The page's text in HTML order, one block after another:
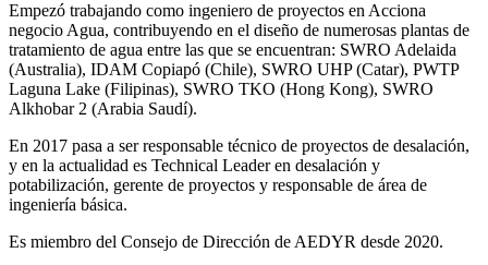
Empezó trabajando como ingeniero de proyectos en Acciona
negocio Agua, contribuyendo en el diseño de numerosas plantas de
tratamiento de agua entre las que se encuentran: SWRO Adelaida
(Australia), IDAM Copiapó (Chile), SWRO UHP (Catar), PWTP
Laguna Lake (Filipinas), SWRO TKO (Hong Kong), SWRO
Alkhobar 2 (Arabia Saudí).
En 2017 pasa a ser responsable técnico de proyectos de desalación,
y en la actualidad es Technical Leader en desalación y
potabilización, gerente de proyectos y responsable de área de
ingeniería básica.
Es miembro del Consejo de Dirección de AEDYR desde 2020.